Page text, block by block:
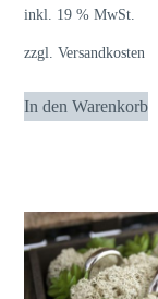
inkl. 19 % MwSt.
zzgl.Versandkosten
In den Warenkorb